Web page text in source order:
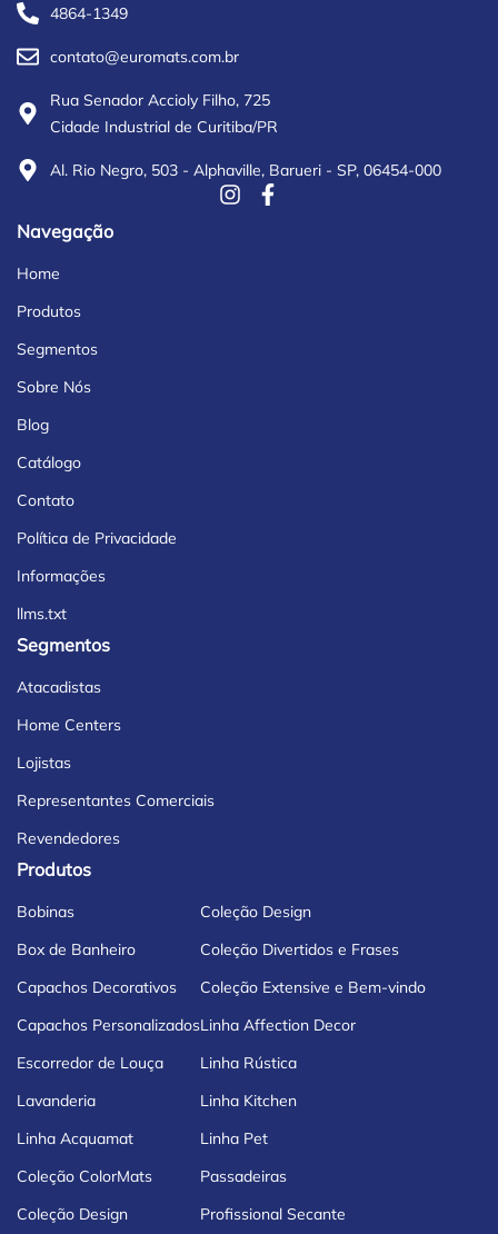
4864-1349
contato@euromats.com.br
Rua Senador Accioly Filho, 725
Cidade Industrial de Curitiba/PR
Al. Rio Negro, 503 - Alphaville, Barueri - SP, 06454-000
Navegação
Home
Produtos
Segmentos
Sobre Nós
Blog
Catálogo
Contato
Política de Privacidade
Informações
llms.txt
Segmentos
Atacadistas
Home Centers
Lojistas
Representantes Comerciais
Revendedores
Produtos
Bobinas
Box de Banheiro
Capachos Decorativos
Capachos Personalizados
Escorredor de Louça
Lavanderia
Linha Acquamat
Coleção ColorMats
Coleção Design
Coleção Design
Coleção Divertidos e Frases
Coleção Extensive e Bem-vindo
Linha Affection Decor
Linha Rústica
Linha Kitchen
Linha Pet
Passadeiras
Profissional Secante